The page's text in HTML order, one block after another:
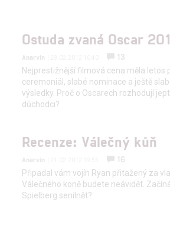
Ostuda zvaná Oscar
Anarvin
13
Nejprestižnější filmová cena měla letos
ceremoniál, slabé nominace a ještě
výsledky. Proč o Oscarech rozhodují
důchodci?
Recenze: Válečný kůň
Anarvin
16
Připadal vám vojín Ryan přitažený za
Válečného koně budete neávidět.
Spielberg senilnět?